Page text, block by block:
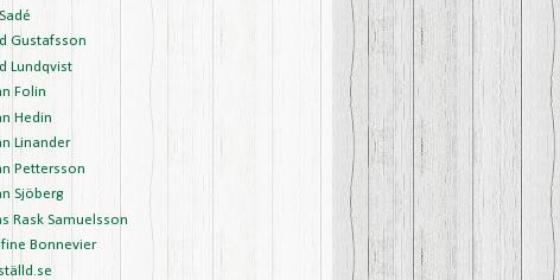
Gustafsson
Lundqvist
Folin
Hedin
Linander
Pettersson
Sjöberg
Rask Samuelsson
Bonnevier